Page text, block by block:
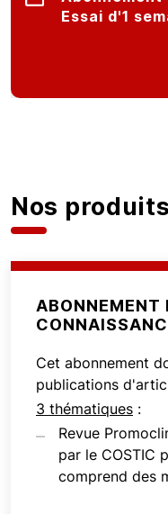
Essai d'1
Nos
ABONNEMENT
Cet abonnement
publications
3 thématiques :
Revue
par le COSTIC
comprend des